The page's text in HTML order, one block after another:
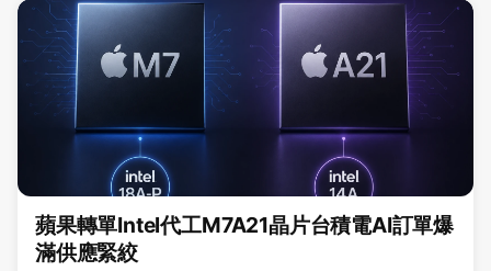
蘋果轉單Intel代工M7A21晶片台積電AI訂單爆
滿供應緊絞